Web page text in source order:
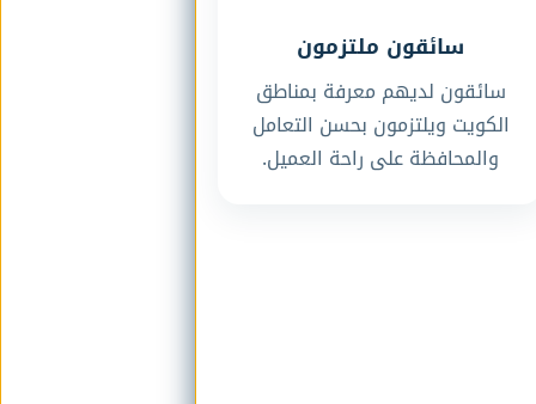
سائقون ملتزمون
سائقون لديهم معرفة بمناطق
الكويت ويلتزمون بحسن التعامل
والمحافظة على راحة العميل.